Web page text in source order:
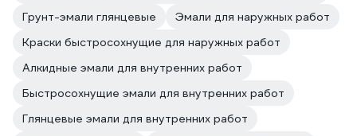
Грунт-эмали глянцевые
Эмали для наружных работ
Краски быстросохнущие для наружных работ
Алкидные эмали для внутренних работ
Быстросохнущие эмали для внутренних работ
Глянцевые эмали для внутренних работ